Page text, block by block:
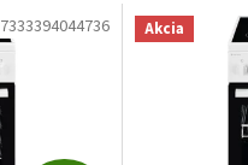
7333394044736 Akcia